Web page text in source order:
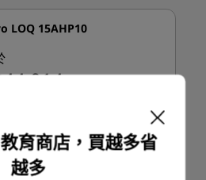
LOQ 15AHP10
7i 2-in-1 (14'', Gen 10)
育商店，買越多省
越多